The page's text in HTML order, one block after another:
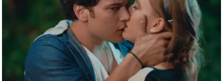
Nova
Madrid
Publicado:03 de mayo de 2019, 21:17